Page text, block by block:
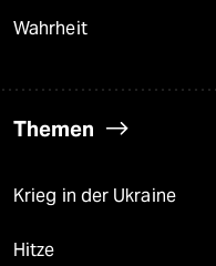
Wahrheit
Themen
Krieg in der Ukraine
Hitze